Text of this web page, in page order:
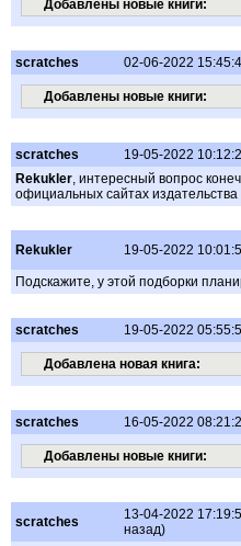
Добавлены новые книги:
scratches 02-06-2022
Добавлены новые книги:
scratches
19-05-2022
Rekukler, интересный вопрос
официальных сайтах издательства
Rekukler 19-05-2022
Подскажите, у этой подборки
scratches 19-05-2022
Добавлена новая книга:
scratches 16-05-2022
Добавлены новые книги:
scratches
13-04-2022
назад)